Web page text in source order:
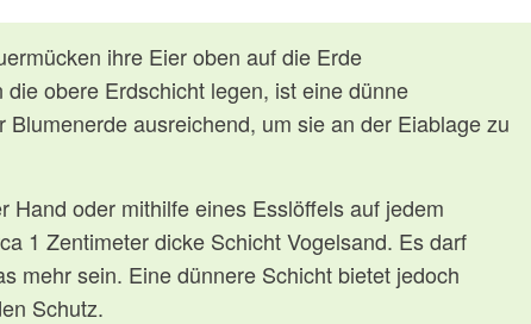
ihre Eier oben auf die Erde
die obere Erdschicht legen, ist eine dünne
Blumenerde ausreichend, um sie an der Eiablage zu
Hand oder mithilfe eines Esslöffels auf jedem
1 Zentimeter dicke Schicht Vogelsand. Es darf
mehr sein. Eine dünnere Schicht bietet jedoch
Schutz.